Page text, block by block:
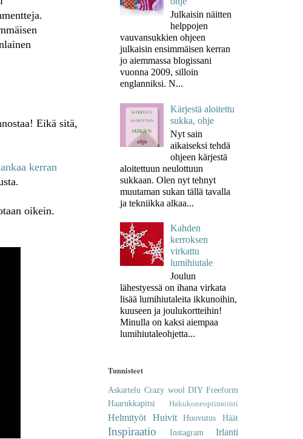
Eikä sitä,
kerran
oikein.
Julkaisin näitten
helppojen
vauvansukkien ohjeen
julkaisin ensimmäisen kerran
jo aiemmassa blogissani
vuonna 2009, silloin
englanniksi. N...
Kärjestä aloitettu
sukka, ohje
Nyt sain
aikaiseksi tehdä
ohjeen kärjestä
aloitettuun neulottuun
sukkaan. Olen nyt tehnyt
muutaman sukan tällä tavalla
ja tekniikka alkaa...
Kahden
kerroksen
virkattu
lumihiutale
Joulun
lähestyessä on ihana virkata
lisää lumihiutaleita ikkunoihin,
kuuseen ja joulukortteihin!
Minulla on kaksi aiempaa
lumihiutaleohjetta...
Tunnisteet
Askartelu Crazy woolDIY Freeform
Haarukkapitsi Hakukoneoptimointi
Helmityöt HuivitHuovutusHäät
Inspiraatio Instagram Irlanti